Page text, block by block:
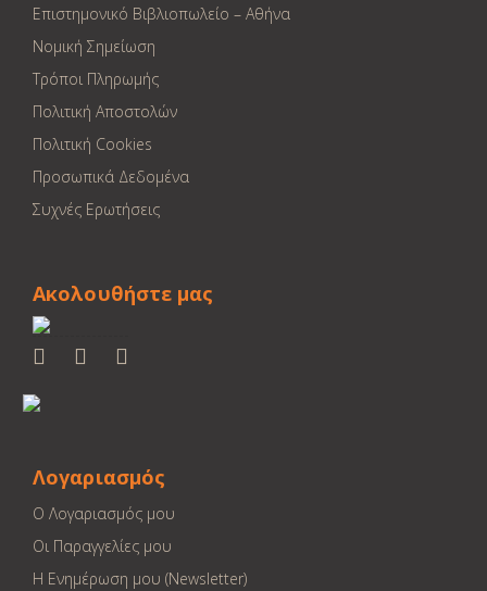
Επιστημονικό Βιβλιοπωλείο – Αθήνα
Νομική Σημείωση
Τρόποι Πληρωμής
Πολιτική Αποστολών
Πολιτική Cookies
Προσωπικά Δεδομένα
Συχνές Ερωτήσεις
Ακολουθήστε μας
Λογαριασμός
Ο Λογαριασμός μου
Οι Παραγγελίες μου
Η Ενημέρωση μου (Newsletter)